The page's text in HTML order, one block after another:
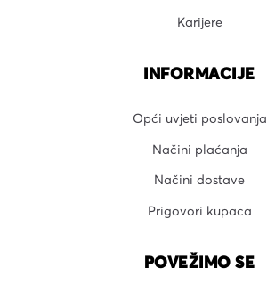
Karijere
INFORMACIJE
Opći uvjeti poslovanja
Načini plaćanja
Načini dostave
Prigovori kupaca
POVEŽIMO SE